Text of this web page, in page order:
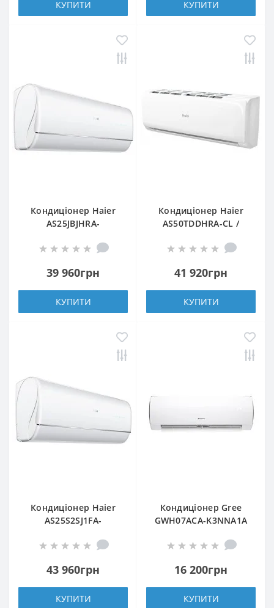
КУПИТИ КУПИТИ
Кондиціонер Haier
AS25JBJHRA-
39 960грн
КУПИТИ
Кондиціонер Haier
AS50TDDHRA-CL /
41 920грн
КУПИТИ
Кондиціонер Haier
AS25S2SJ1FA-
43 960грн
КУПИТИ
Кондиціонер Gree
GWH07ACA-K3NNA1A
16 200грн
КУПИТИ